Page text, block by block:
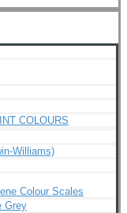
COLOURS
Williams)
Colour Scales
Grey